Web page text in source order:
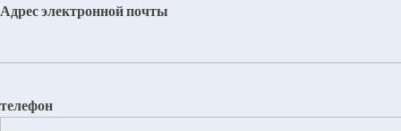
Адрес электронной почты
телефон